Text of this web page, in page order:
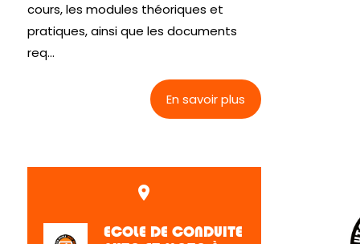
cours, les modules théoriques et
pratiques, ainsi que les documents
req...
En savoir plus
place
ECOLE DE CONDUITE